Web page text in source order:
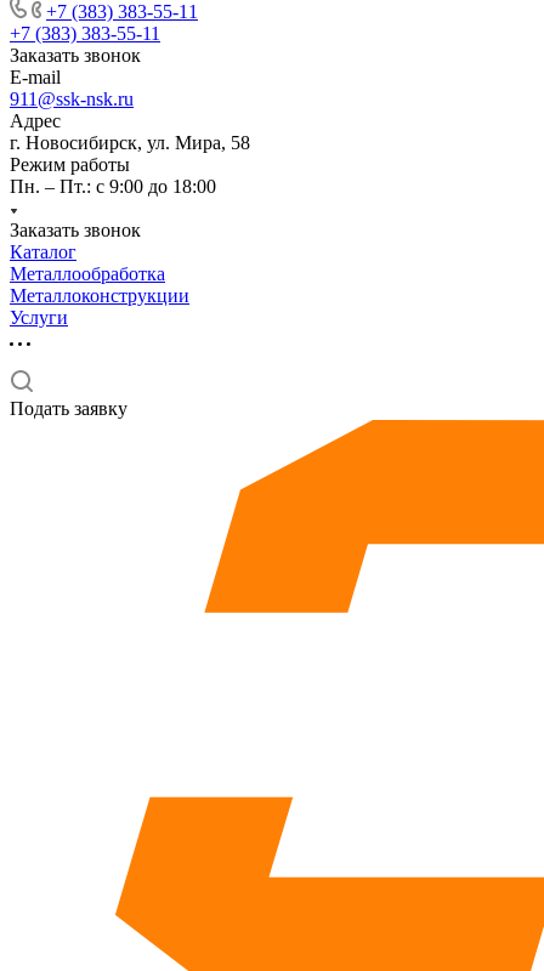
+7 (383) 383-55-11
+7 (383) 383-55-11
Заказать звонок
E-mail
911@ssk-nsk.ru
Адрес
г. Новосибирск, ул. Мира, 58
Режим работы
Пн. – Пт.: с 9:00 до 18:00
Заказать звонок
Каталог
Металлообработка
Металлоконструкции
Услуги
Подать заявку